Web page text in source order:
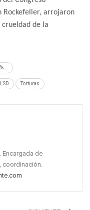
Rockefeller, arrojaron
crueldad de la
LSD Torturas
Encargada de
coordinación.